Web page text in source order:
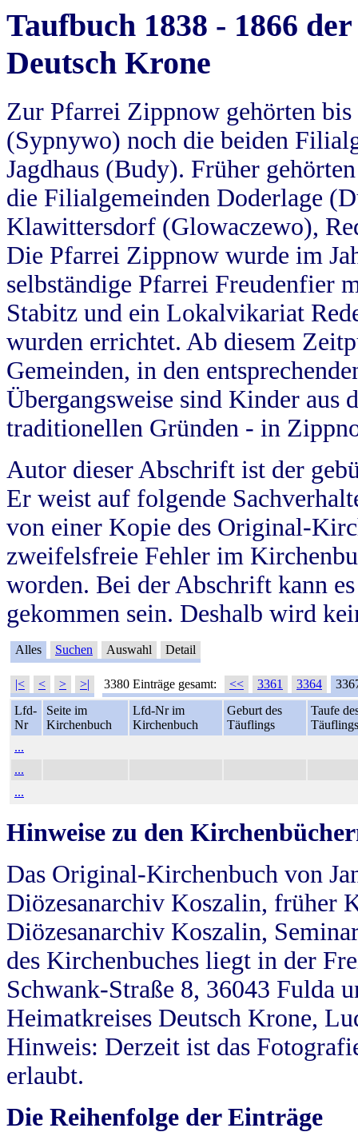
Taufbuch 1838 - 1866
Deutsch Krone
Zur Pfarrei Zippnow gehörten
(Sypnywo) noch die beiden
Jagdhaus (Budy). Früher
die Filialgemeinden Doderlage
Klawittersdorf (Glowaczewo),
Die Pfarrei Zippnow wurde im
selbständige Pfarrei Freudenfier
Stabitz und ein Lokalvikariat
wurden errichtet. Ab diesem
Gemeinden, in den
Übergangsweise sind Kinder aus
traditionellen Gründen - in
Autor dieser Abschrift ist der
Er weist auf folgende
von einer Kopie des Original-
zweifelsfreie Fehler im
worden. Bei der Abschrift kann
gekommen sein. Deshalb wird
Alles Suchen Auswahl Detail
|< < > >| 3380 Einträge gesamt: << 3361 3364
Lfd-
Nr
Seite im
Kirchenbuch
Lfd-Nr im
Kirchenbuch
Geburt des
Täuflings
Taufe
Täuflings
...
...
...
Hinweise zu den
Das Original-Kirchenbuch von
Diözesanarchiv Koszalin, früher
Diözesanarchiv Koszalin,
des Kirchenbuches liegt in der
Schwank-Straße 8, 36043 Fulda
Heimatkreises Deutsch Krone,
Hinweis: Derzeit ist das
erlaubt.
Die Reihenfolge der Einträge